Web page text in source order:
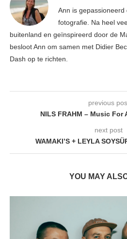
Ann is
fotografie. Na heel
buitenland en geïnspireerd door de
besloot Ann om samen met Didier
Dash op te richten.
previous
NILS FRAHM – Music For
next post
WAMAKI’S + LEYLA
YOU MAY